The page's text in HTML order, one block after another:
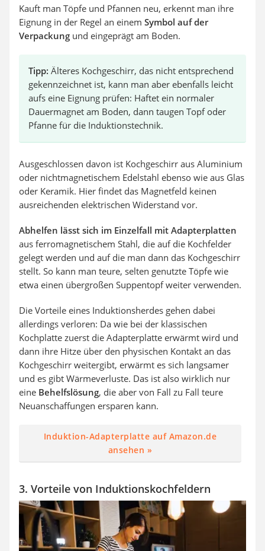
Kauft man Töpfe und Pfannen neu, erkennt man ihre
Eignung in der Regel an einem Symbol auf der
Verpackung und eingeprägt am Boden.
Tipp: Älteres Kochgeschirr, das nicht entsprechend
gekennzeichnet ist, kann man aber ebenfalls leicht
aufs eine Eignung prüfen: Haftet ein normaler
Dauermagnet am Boden, dann taugen Topf oder
Pfanne für die Induktionstechnik.
Ausgeschlossen davon ist Kochgeschirr aus Aluminium
oder nichtmagnetischem Edelstahl ebenso wie aus Glas
oder Keramik. Hier findet das Magnetfeld keinen
ausreichenden elektrischen Widerstand vor.
Abhelfen lässt sich im Einzelfall mit Adapterplatten
aus ferromagnetischem Stahl, die auf die Kochfelder
gelegt werden und auf die man dann das Kochgeschirr
stellt. So kann man teure, selten genutzte Töpfe wie
etwa einen übergroßen Suppentopf weiter verwenden.
Die Vorteile eines Induktionsherdes gehen dabei
allerdings verloren: Da wie bei der klassischen
Kochplatte zuerst die Adapterplatte erwärmt wird und
dann ihre Hitze über den physischen Kontakt an das
Kochgeschirr weitergibt, erwärmt es sich langsamer
und es gibt Wärmeverluste. Das ist also wirklich nur
eine Behelfslösung, die aber von Fall zu Fall teure
Neuanschaffungen ersparen kann.
Induktion-Adapterplatte auf Amazon.de
ansehen »
3. Vorteile von Induktionskochfeldern